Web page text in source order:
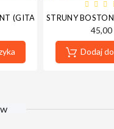
(GITARA KLASYCZNA)
STRUNY
45,00
Dodaj